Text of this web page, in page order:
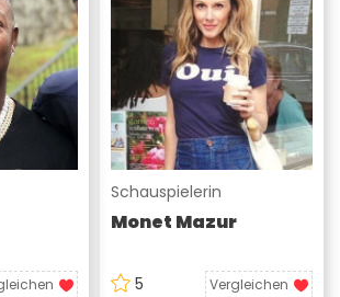
Schauspielerin
Monet Mazur
5 Vergleichen